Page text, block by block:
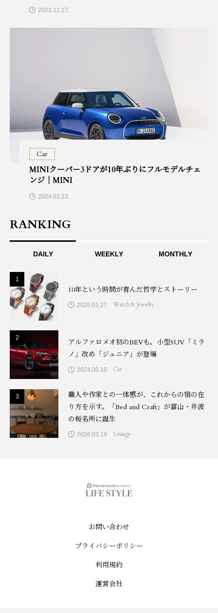
2023.11.27
Car
MINIクーパー3ドアが10年ぶりにフルモデルチェ
ンジ｜MINI
2024.03.23
RANKING
DAILY WEEKLY MONTHLY
1
10年という時間が育んだ哲学とストーリー
2025.01.27 Watch & Jewelry
2
アルファロメオ初のBEVも。小型SUV「ミラ
ノ」改め「ジュニア」が登場
2024.05.10 Car
3
職人や作家との一体感が、これからの宿の在
り方を示す。「Bed and Craft」が富山・井波
の桜名所に誕生
2026.03.19 Lounge
お問い合わせ
プライバシーポリシー
利用規約
運営会社